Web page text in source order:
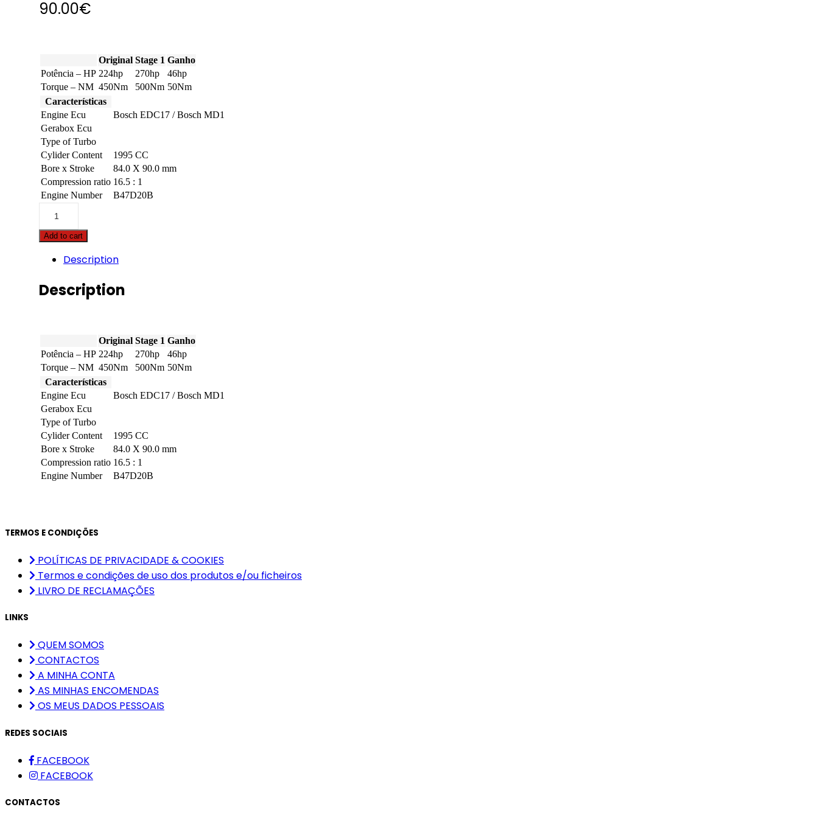
90.00€
Original Stage 1 Ganho
Potência – HP 224hp 270hp
46hp
Torque – NM 450Nm 500Nm 50Nm
Características
Engine Ecu
Bosch EDC17 / Bosch MD1
Gerabox Ecu
Type of Turbo
Cylider Content
1995 CC
Bore x Stroke
84.0 X 90.0 mm
Compression ratio 16.5 : 1
Engine Number
B47D20B
4
serie
425d
quantity
Add to cart
Description
Description
Original Stage 1 Ganho
Potência – HP 224hp 270hp
46hp
Torque – NM 450Nm 500Nm 50Nm
Características
Engine Ecu
Bosch EDC17 / Bosch MD1
Gerabox Ecu
Type of Turbo
Cylider Content
1995 CC
Bore x Stroke
84.0 X 90.0 mm
Compression ratio 16.5 : 1
Engine Number
B47D20B
TERMOS E CONDIÇÕES
POLÍTICAS DE PRIVACIDADE & COOKIES
Termos e condições de uso dos produtos e/ou ficheiros
LIVRO DE RECLAMAÇÕES
LINKS
QUEM SOMOS
CONTACTOS
A MINHA CONTA
AS MINHAS ENCOMENDAS
OS MEUS DADOS PESSOAIS
REDES SOCIAIS
FACEBOOK
FACEBOOK
CONTACTOS